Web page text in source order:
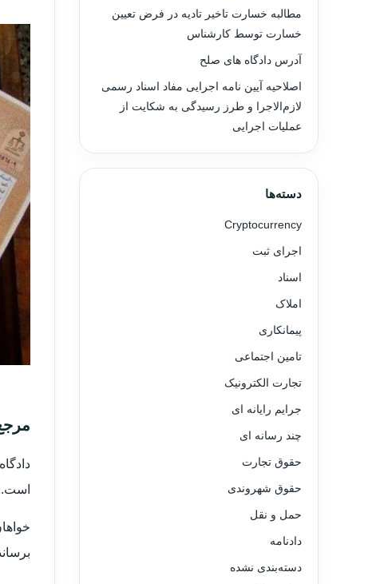
است.
مطالبه خسارت تاخیر تادیه در فرض تعیین
خسارت توسط کارشناس
آدرس دادگاه های صلح
اصلاحیه آیین نامه اجرایی مفاد اسناد رسمی
لازم‌الاجرا و طرز رسیدگی به شکایت از
عملیات اجرایی
دسته‌ها
Cryptocurrency
اجرای ثبت
اسناد
املاک
پیمانکاری
تامین اجتماعی
تجارت الکترونیک
جرایم رایانه ای
چند رسانه ای
حقوق تجارت
حقوق شهروندی
حمل و نقل
دادنامه
دسته‌بندی نشده